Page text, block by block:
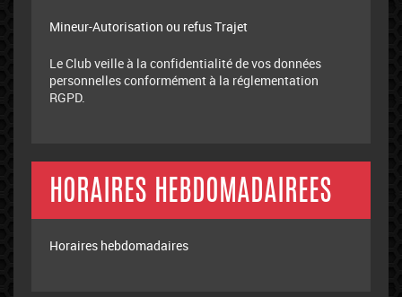
Mineur-Autorisation ou refus Trajet
Le Club veille à la confidentialité de vos données
personnelles conformément à la réglementation
RGPD.
HORAIRES HEBDOMADAIREES
Horaires hebdomadaires